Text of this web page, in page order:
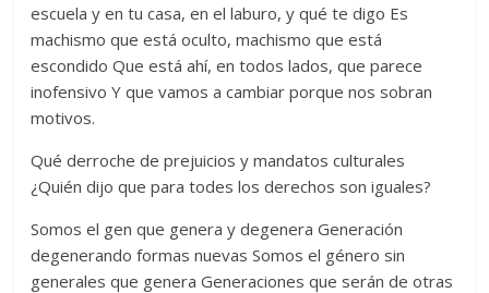
escuela y en tu casa, en el laburo, y qué te digo Es
machismo que está oculto, machismo que está
escondido Que está ahí, en todos lados, que parece
inofensivo Y que vamos a cambiar porque nos sobran
motivos.
Qué derroche de prejuicios y mandatos culturales
¿Quién dijo que para todes los derechos son iguales?
Somos el gen que genera y degenera Generación
degenerando formas nuevas Somos el género sin
generales que genera Generaciones que serán de otras